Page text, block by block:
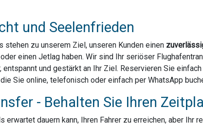
und Seelenfrieden
zu unserem Ziel, unseren Kunden einen
einen Jetlag haben. Wir sind Ihr seriöser
und gestärkt an Ihr Ziel. Reservieren Sie
Sie online, telefonisch oder einfach per WhatsApp
- Behalten Sie Ihren
erwartet dauern kann, Ihren Fahrer zu erreichen, aber